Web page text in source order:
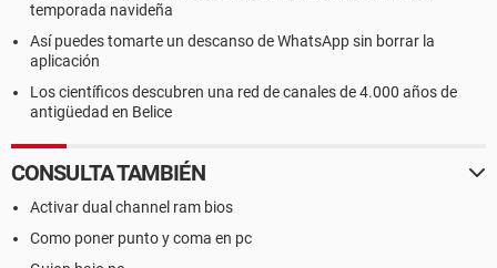
temporada navideña
Así puedes tomarte un descanso de WhatsApp sin borrar la
aplicación
Los científicos descubren una red de canales de 4.000 años de
antigüedad en Belice
CONSULTA TAMBIÉN
Activar dual channel ram bios
Como poner punto y coma en pc